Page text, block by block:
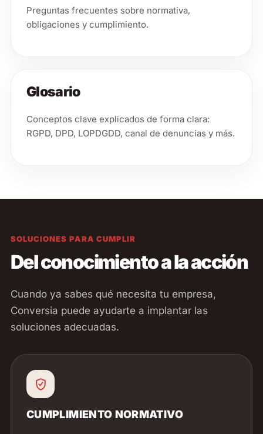
Preguntas frecuentes sobre normativa,
obligaciones y cumplimiento.
Glosario
Conceptos clave explicados de forma clara:
RGPD, DPD, LOPDGDD, canal de denuncias y más.
SOLUCIONES PARA CUMPLIR
Del conocimiento a la acción
Cuando ya sabes qué necesita tu empresa,
Conversia puede ayudarte a implantar las
soluciones adecuadas.
CUMPLIMIENTO NORMATIVO